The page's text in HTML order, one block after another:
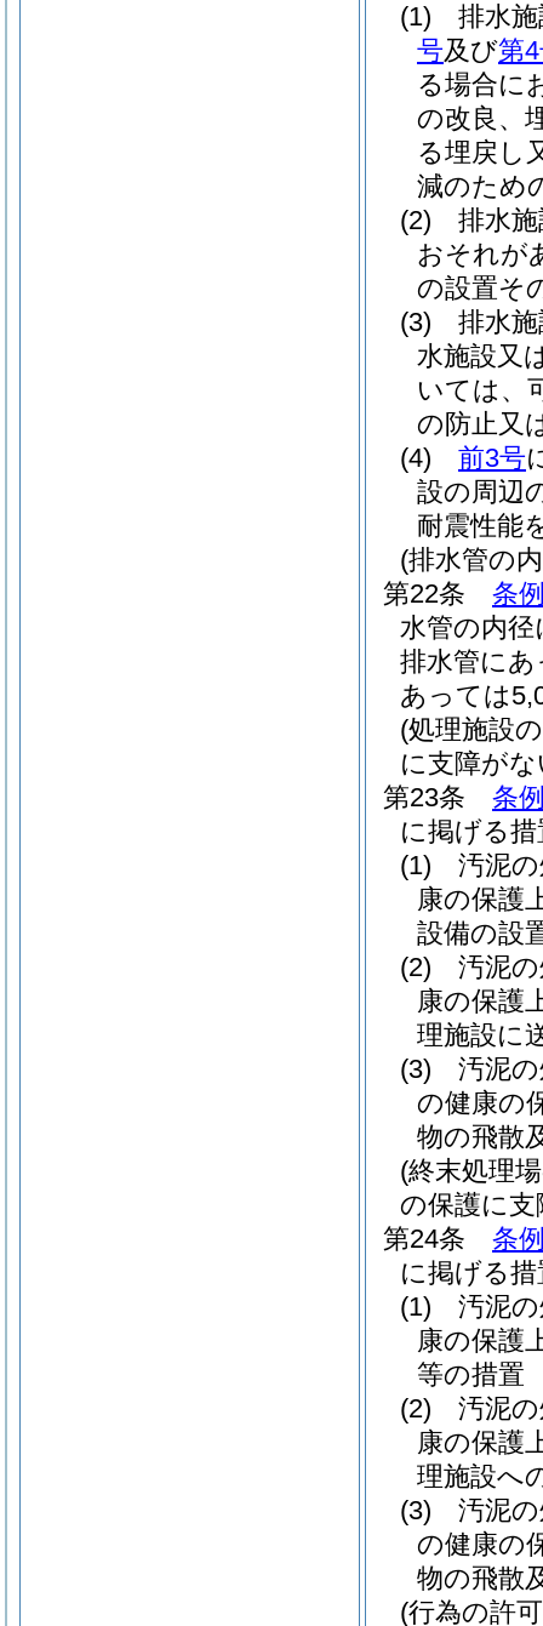
(1)
排水
号及び第
る場合に
の改良、
る埋戻し
減のため
(2)
排水
おそれが
の設置そ
(3)
排水
水施設又
いては、
の防止又
(4)
前3号
設の周辺
耐震性能
(排水管の
第22条
条
水管の内
排水管に
あっては
(処理施設
に支障が
第23条
条
に掲げる
(1)
汚泥
康の保護
設備の設
(2)
汚泥
康の保護
理施設に
(3)
汚泥
の健康の
物の飛散
(終末処理
の保護に
第24条
条
に掲げる
(1)
汚泥
康の保護
等の措置
(2)
汚泥
康の保護
理施設へ
(3)
汚泥
の健康の
物の飛散
(行為の許